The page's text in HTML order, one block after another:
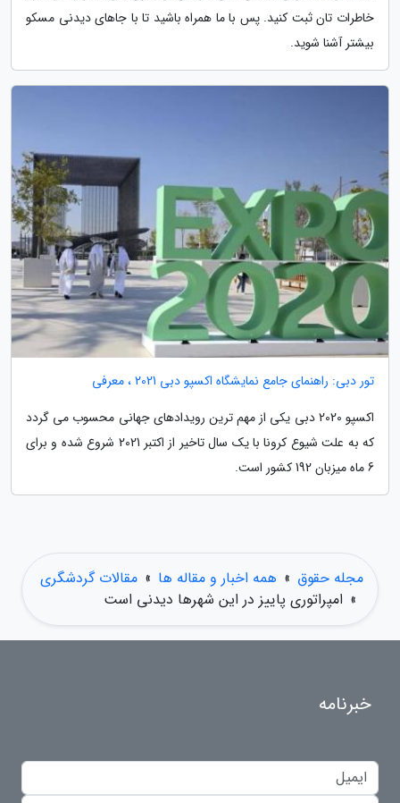
خاطرات تان ثبت کنید. پس با ما همراه باشید تا با جاهای دیدنی مسکو
بیشتر آشنا شوید.
تور دبی: راهنمای جامع نمایشگاه اکسپو دبی 2021 ، معرفی
اکسپو 2020 دبی یکی از مهم ترین رویدادهای جهانی محسوب می گردد
که به علت شیوع کرونا با یک سال تاخیر از اکتبر 2021 شروع شده و برای
6 ماه میزبان 192 کشور است.
مجله حقوق » همه اخبار و مقاله ها » مقالات گردشگری
» امپراتوری پاییز در این شهرها دیدنی است
خبرنامه